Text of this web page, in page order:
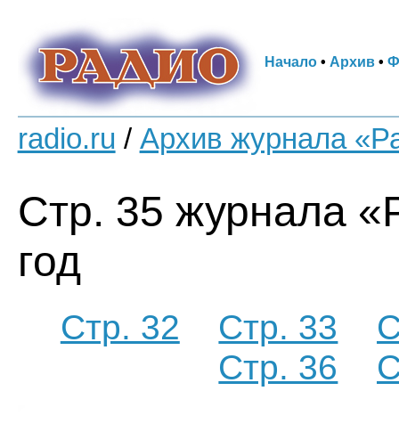
Начало• Архив•
radio.ru / Архив журнала
Стр. 35 журнала
год
Стр. 32 Стр. 33
Стр. 36